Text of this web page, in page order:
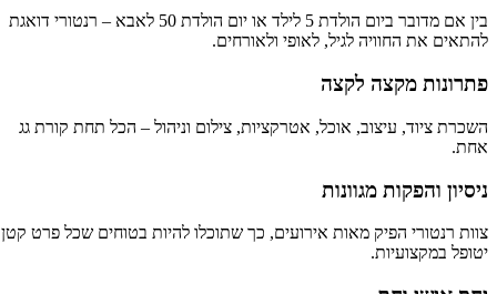
בין אם מדובר ביום הולדת 5 לילד או יום הולדת 50 לאבא – רנטורי דואגת
להתאים את החוויה לגיל, לאופי ולאורחים.
פתרונות מקצה לקצה
השכרת ציוד, עיצוב, אוכל, אטרקציות, צילום וניהול – הכל תחת קורת גג
אחת.
ניסיון והפקות מגוונות
צוות רנטורי הפיק מאות אירועים, כך שתוכלו להיות בטוחים שכל פרט קטן
יטופל במקצועיות.